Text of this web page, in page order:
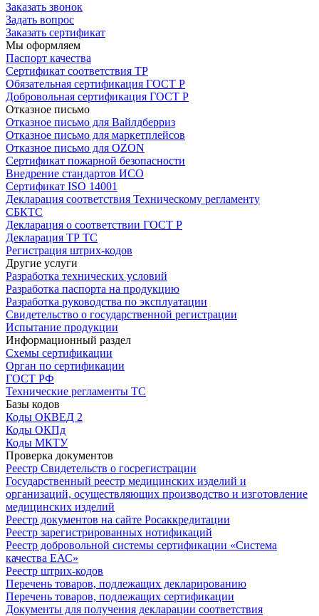
Заказать звонок
Задать вопрос
Заказать сертификат
Мы оформляем
Паспорт качества
Сертификат соответствия ТР
Обязательная сертификация ГОСТ Р
Добровольная сертификация ГОСТ Р
Отказное письмо
Отказное письмо для Вайлдберриз
Отказное письмо для маркетплейсов
Отказное письмо для OZON
Сертификат пожарной безопасности
Внедрение стандартов ИСО
Сертификат ISO 14001
Декларация соответствия Техническому регламенту
СБКТС
Декларация о соответствии ГОСТ Р
Декларация ТР ТС
Регистрация штрих-кодов
Другие услуги
Разработка технических условий
Разработка паспорта на продукцию
Разработка руководства по эксплуатации
Свидетельство о государственной регистрации
Испытание продукции
Информационный раздел
Схемы сертификации
Орган по сертификации
ГОСТ РФ
Технические регламенты ТС
Базы кодов
Коды ОКВЕД 2
Коды ОКПд
Коды МКТУ
Проверка документов
Реестр Свидетельств о госрегистрации
Государственный реестр медицинских изделий и
организаций, осуществляющих производство и изготовление
медицинских изделий
Реестр документов на сайте Росаккредитации
Реестр зарегистрированных нотификаций
Реестр добровольной системы сертификации «Система
качества ЕАС»
Реестр штрих-кодов
Перечень товаров, подлежащих декларированию
Перечень товаров, подлежащих сертификации
Документы для получения декларации соответствия